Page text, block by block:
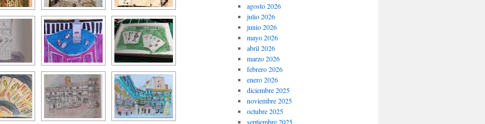
agosto 2026
julio 2026
junio 2026
mayo 2026
abril 2026
marzo 2026
febrero 2026
enero 2026
diciembre 2025
noviembre 2025
octubre 2025
septiembre 2025